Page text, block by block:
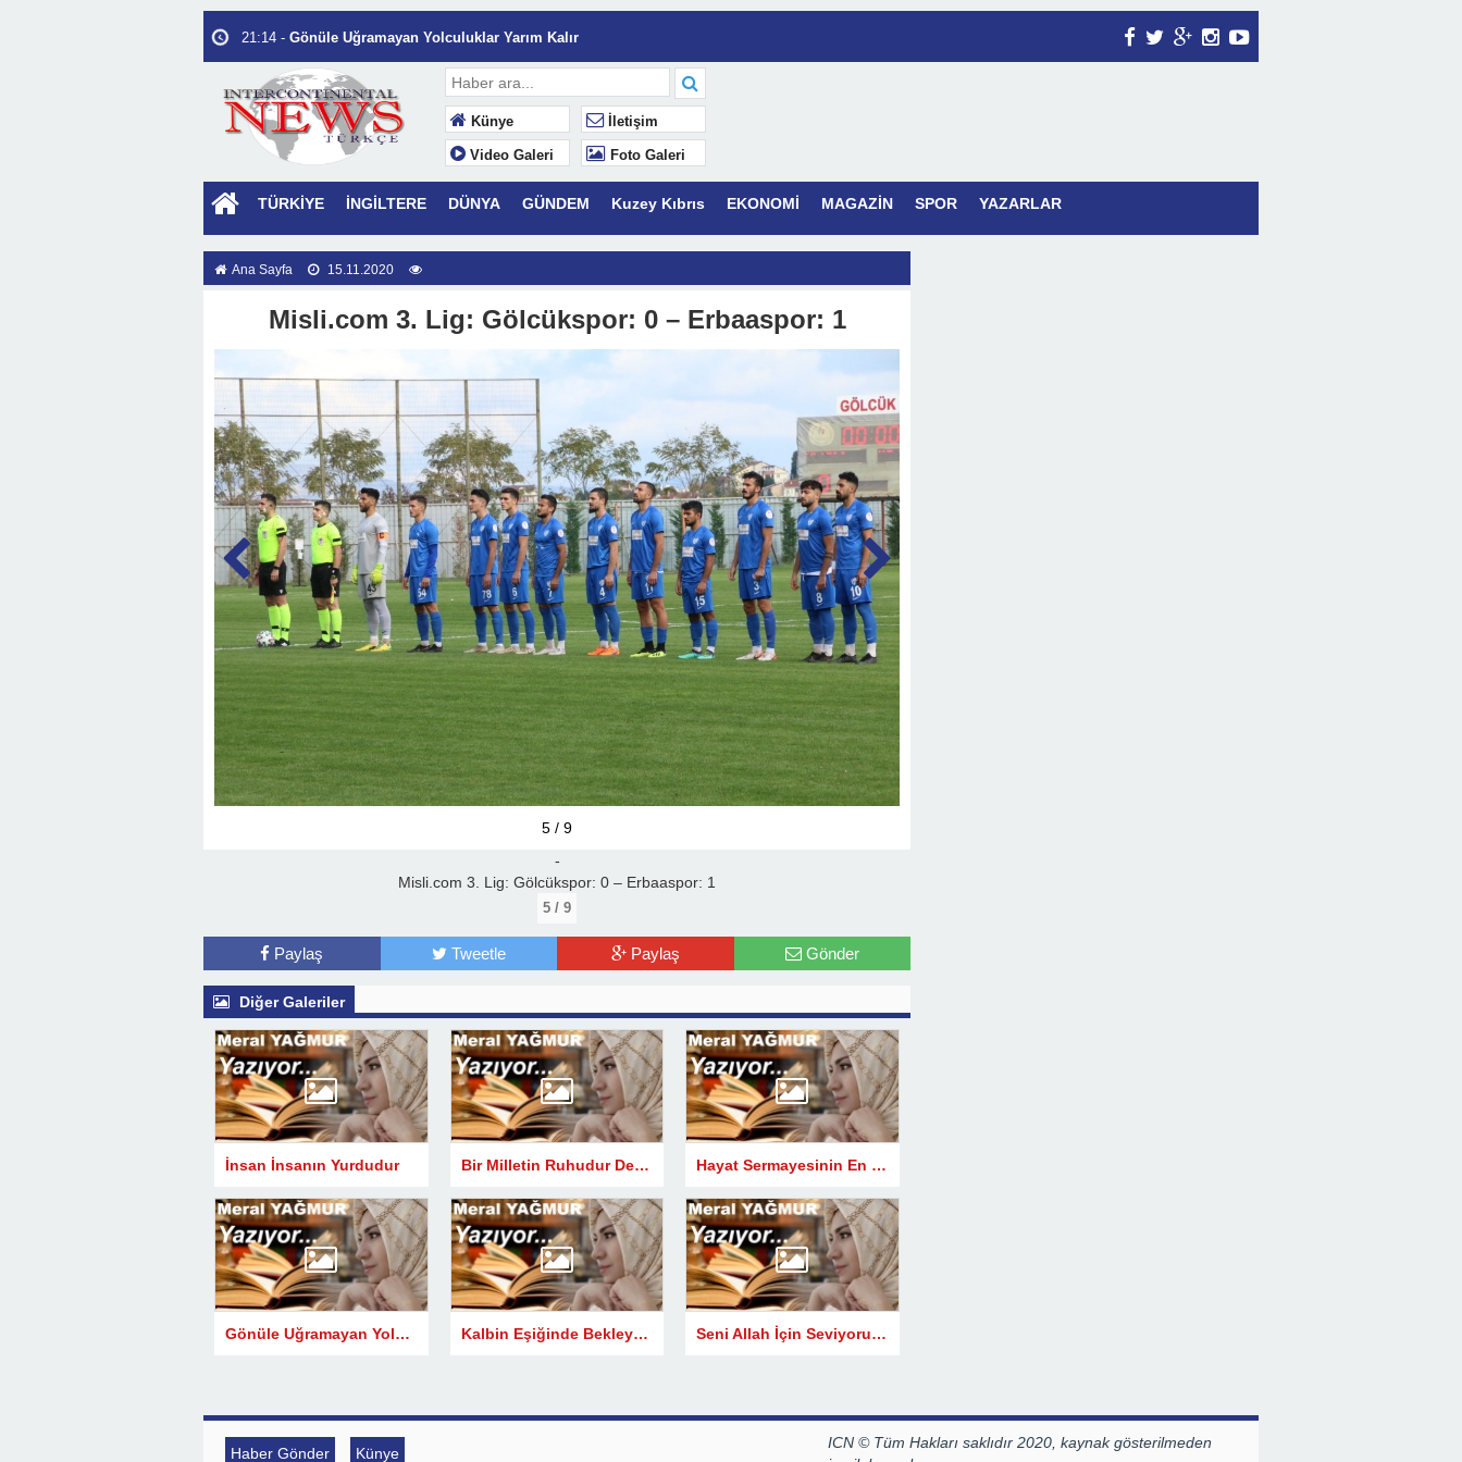
21:14 - Gönüle Uğramayan Yolculuklar Yarım Kalır
14:02 -Kalbin Eşiğinde Bekleyen Ahlâk
10:40 -Seni Allah İçin Seviyorum.
12:56 -İnsanı Değerli Kılan, İnsanı Yaşamaktır.
“Hormonların Fısıltısı”
14:58 -Ey yâr…
22:30 -Türkiye PV Pazarında “Saatlik Mahsuplaşma” Dönemi: Azalan Yatırım Getirisini (ROI) C&I Enerji
Depolama Nasıl Kurtarıyor?
Künye İletişim
Video Galeri Foto Galeri
TÜRKİYE İNGİLTERE DÜNYA GÜNDEM Kuzey Kıbrıs EKONOMİ MAGAZİN SPOR YAZARLAR
Ana Sayfa 15.11.2020
Misli.com 3. Lig: Gölcükspor: 0 – Erbaaspor: 1
5 / 9
-
Misli.com 3. Lig: Gölcükspor: 0 – Erbaaspor: 1
5 / 9
Paylaş Tweetle Paylaş Gönder
Diğer Galeriler
İnsan İnsanın Yurdudur Bir Milletin Ruhudur Değer Bilinci. Hayat Sermayesinin En Büyük Serveti Karakterdir.
Gönüle Uğramayan Yolculuklar Yarım Kalır Kalbin Eşiğinde Bekleyen Ahlâk Seni Allah İçin Seviyorum.
Haber Gönder Künye
ICN © Tüm Hakları saklıdır 2020, kaynak gösterilmeden